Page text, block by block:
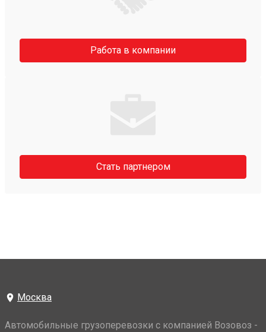
Работа в компании
Стать партнером
Москва
Автомобильные грузоперевозки с компанией Возовоз -